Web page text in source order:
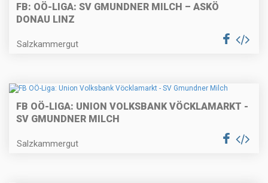
FB: OÖ-LIGA: SV GMUNDNER MILCH – ASKÖ
DONAU LINZ
Salzkammergut
FB OÖ-LIGA: UNION VOLKSBANK VÖCKLAMARKT -
SV GMUNDNER MILCH
Salzkammergut